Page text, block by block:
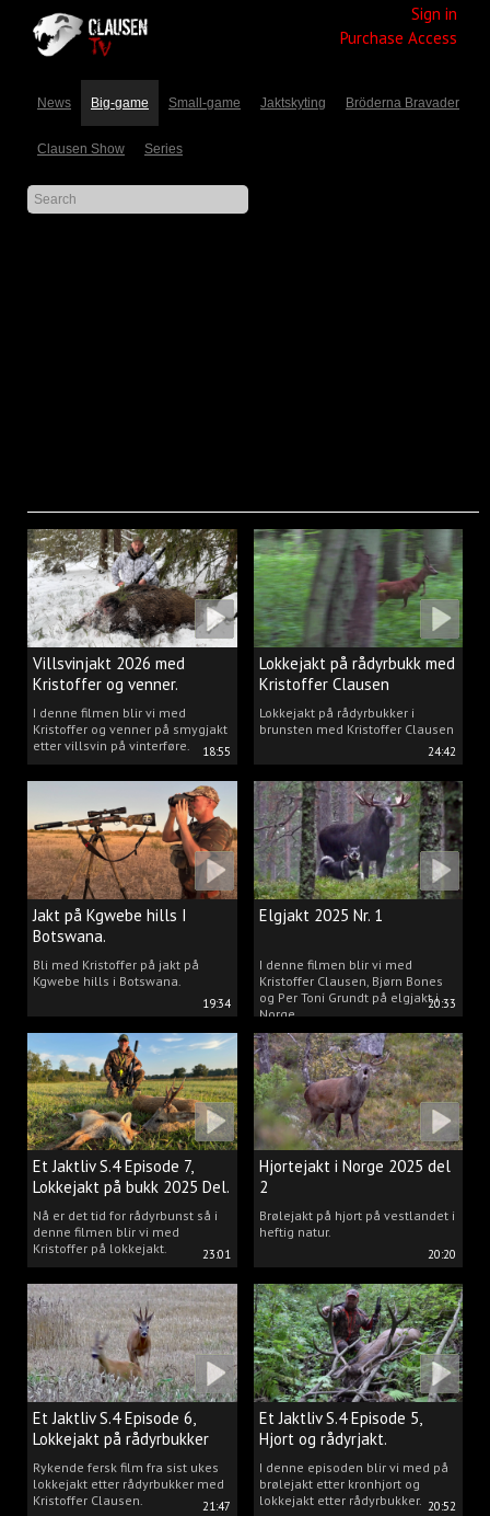
Sign in
Purchase Access
News Big-game Small-game Jaktskyting Bröderna Bravader
Clausen Show Series
18:55
Villsvinjakt 2026 med
Kristoffer og venner.
I denne filmen blir vi med
Kristoffer og venner på smygjakt
etter villsvin på vinterføre.
24:42
Lokkejakt på rådyrbukk med
Kristoffer Clausen
Lokkejakt på rådyrbukker i
brunsten med Kristoffer Clausen
19:34
Jakt på Kgwebe hills I
Botswana.
Bli med Kristoffer på jakt på
Kgwebe hills i Botswana.
20:33
Elgjakt 2025 Nr. 1
I denne filmen blir vi med
Kristoffer Clausen, Bjørn Bones
og Per Toni Grundt på elgjakt i
Norge.
23:01
Et Jaktliv S.4 Episode 7,
Lokkejakt på bukk 2025 Del.
2
Nå er det tid for rådyrbunst så i
denne filmen blir vi med
Kristoffer på lokkejakt.
20:20
Hjortejakt i Norge 2025 del
2
Brølejakt på hjort på vestlandet i
heftig natur.
21:47
Et Jaktliv S.4 Episode 6,
Lokkejakt på rådyrbukker
2025 Del.1
Rykende fersk film fra sist ukes
lokkejakt etter rådyrbukker med
Kristoffer Clausen.
20:52
Et Jaktliv S.4 Episode 5,
Hjort og rådyrjakt.
I denne episoden blir vi med på
brølejakt etter kronhjort og
lokkejakt etter rådyrbukker.